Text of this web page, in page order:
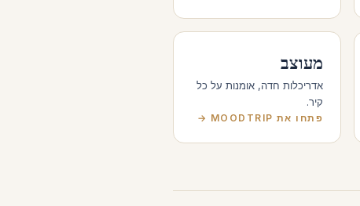
מעוצב
אדריכלות חדה, אומנות על כל
קיר.
פתחו את MOODTRIP →